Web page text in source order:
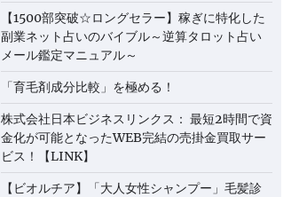
【1500部突破☆ロングセラー】稼ぎに特化した
副業ネット占いのバイブル～逆算タロット占い
メール鑑定マニュアル～
「育毛剤成分比較」を極める！
株式会社日本ビジネスリンクス： 最短2時間で資
金化が可能となったWEB完結の売掛金買取サー
ビス！【LINK】
【ビオルチア】「大人女性シャンプー」毛髪診